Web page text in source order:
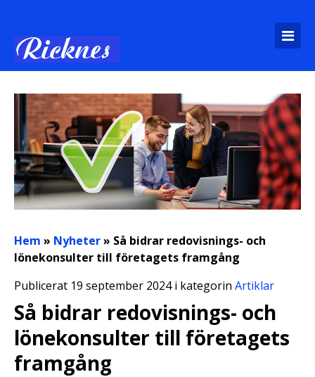
Hem » Nyheter» Så bidrar redovisnings- och
lönekonsulter till företagets framgång
Publicerat 19 september 2024 i kategorin Artiklar
Så bidrar redovisnings- och
lönekonsulter till företagets
framgång